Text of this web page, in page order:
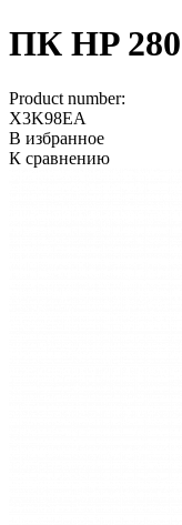
ПК HP
Product number:
X3K98EA
В избранное
К сравнению